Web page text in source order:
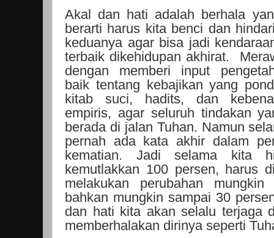
Akal dan hati adalah berhala
berarti harus kita benci dan
keduanya agar bisa jadi
terbaik dikehidupan akhirat.
dengan memberi input
baik tentang kebajikan yang
kitab suci, hadits, dan
empiris, agar seluruh tindakan
berada di jalan Tuhan. Namun
pernah ada kata akhir dalam
kematian. Jadi selama kita
kemutlakkan 100 persen, harus
melakukan perubahan
bahkan mungkin sampai 30
dan hati kita akan selalu terjaga
memberhalakan dirinya seperti